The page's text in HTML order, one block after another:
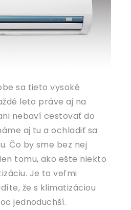
sa tieto vysoké
leto práve aj na
nebaví cestovať do
aj tu a ochladiť sa
Čo by sme bez nej
tomu, ako ešte niekto
Je to veľmi
že s klimatizáciou
jednoduchší.